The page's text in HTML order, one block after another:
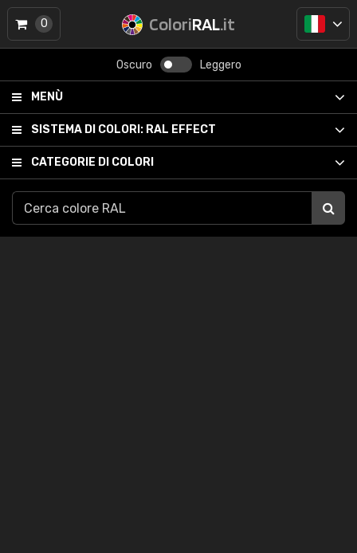
ColoriRAL.it
Oscuro Leggero
MENÙ
SISTEMA DI COLORI: RAL EFFECT
CATEGORIE DI COLORI
0